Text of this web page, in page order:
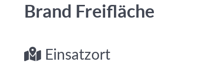
Brand Freifläche
Einsatzort